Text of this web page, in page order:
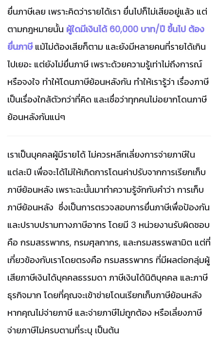
ยื่นภาษีเลย เพราะคิดว่ารายได้เรา ยื่นไปก็ไม่เสียอยู่แล้ว แต่
ตามกฎหมายนั้น ผู้ใดมีเงินได้ 60,000 บาท/ปี ขึ้นไป ต้อง
ยื่นภาษี แม้ไม่ต้องเสียก็ตาม และยังมีหลายคนที่รายได้เกิน
ไปเยอะ แต่ยังไม่ยื่นภาษี เพราะด้วยความรู้เท่าไม่ถึงการณ์
หรือจงใจ ทำให้โดนภาษีย้อนหลังกัน ทำให้เรารู้ว่า เรื่องภาษี
เป็นเรื่องใกล้ตัวกว่าที่คิด และเชื่อว่าทุกคนไม่อยากโดนภาษี
ย้อนหลังกันแน่ๆ
เราเป็นบุคคลผู้มีรายได้ ไม่ควรหลีกเลี่ยงการจ่ายภาษีใน
แต่ละปี เพื่อจะได้ไม่ให้เกิดการโดนค่าปรับจากการเรียกเก็บ
ภาษีย้อนหลัง เพราะฉะนั้นมาทำความรู้จักกับคำว่า การเก็บ
ภาษีย้อนหลัง ซึ่งเป็นการตรวจสอบการยื่นภาษีเพื่อป้องกัน
และปราบปรามทางภาษีอากร โดยมี 3 หน่วยงานรับผิดชอบ
คือ กรมสรรพากร, กรมศุลกากร, และกรมสรรพสามิต แต่ที่
เกี่ยวข้องกับเราโดยตรงคือ กรมสรรพากร ที่มีผลต่อกลุ่มผู้
เสียภาษีเงินได้บุคคลธรรมดา ภาษีเงินได้นิติบุคคล และภาษี
ธุรกิจมาก โดยที่คุณจะเข้าข่ายโดนเรียกเก็บภาษีย้อนหลัง
หากคุณไม่จ่ายภาษี และจ่ายภาษีไม่ถูกต้อง หรือเลี่ยงภาษี
จ่ายภาษีไม่ครบตามที่ระบุ เป็นต้น